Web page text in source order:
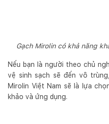
Gạch Mirolin có khả năng
Nếu bạn là người theo chủ
vệ sinh sạch sẽ đến vô
Mirolin Việt Nam sẽ là lựa
khảo và ứng dụng.